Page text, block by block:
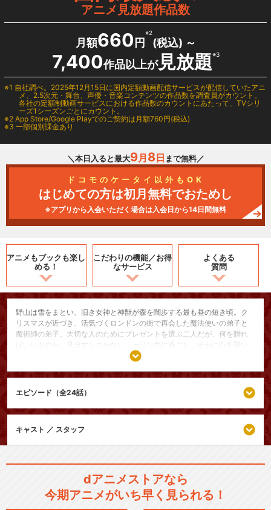
アニメ見放題作品数
月額660 円
※2
(税込) ～
7,400作品以上が見放題※3
1 自社調べ。2025年12月15日に国内定額動画配信サービスが配信していたアニ
メ、2.5次元・舞台、声優・音楽コンテンツの作品数を調査員がカウント。
各社の定額制動画サービスにおける作品数のカウントにあたって、TVシリ
ーズ1シーズンごとにカウント。
2 App Store/Google Playでのご契約は月額760円(税込)
3 一部個別課金あり
＼本日入ると最大9月 8日 まで無料／
ドコモのケータイ以外もOK
はじめての方は初月無料でおためし
※アプリから入会いただく場合は入会日から14日間無料
アニメもブックも楽し
める！
こだわりの機能／お得
なサービス
よくある
質問
野山は雪をまとい、旧き女神と神獣が森を闊歩する最も昼の短き頃。ク
リスマスが近づき、活気づくロンドンの街で再会した魔法使いの弟子と
魔術師の弟子。大切な人のためにプレゼントを選ぶ二人だが、何を贈れ
ばいいものか、見当すらつかない。一日を共に過ごし、チセに心を開い
たアリスは、レンフレッドと出会った頃を語り始める。
恋愛/ラブコメ
SF/ファンタジー
エピソード（全24話）
キャスト ／ スタッフ
dアニメストアなら
今期アニメがいち早く見られる！